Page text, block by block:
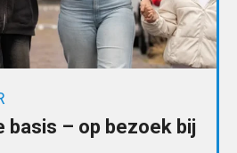
basis – op bezoek bij